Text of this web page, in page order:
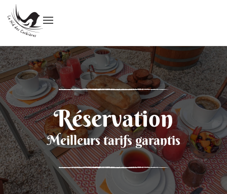
Réservation
Meilleurs tarifs garantis